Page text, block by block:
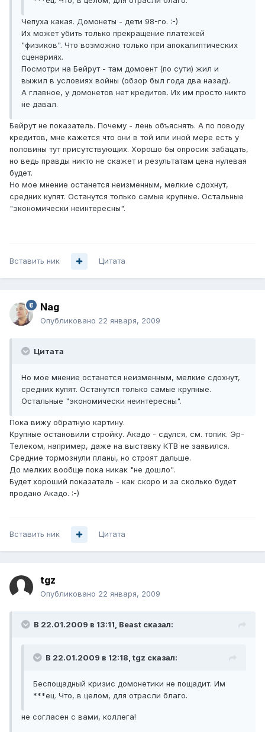
Чепуха какая. Домонеты - дети 98-го. :-)
Их может убить только прекращение платежей
"физиков". Что возможно только при апокалиптических
сценариях.
Посмотри на Бейрут - там домоент (по сути) жил и
выжил в условиях войны (обзор был года два назад).
А главное, у домонетов нет кредитов. Их им просто никто
не давал.
Бейрут не показатель. Почему - лень объяснять. А по поводу
кредитов, мне кажется что они в той или иной мере есть у
половины тут присутствующих. Хорошо бы опросик забацать,
но ведь правды никто не скажет и результатам цена нулевая
будет.
Но мое мнение останется неизменным, мелкие сдохнут,
средних купят. Останутся только самые крупные. Остальные
"экономически неинтересны".
Вставить ник Цитата
Nag
Опубликовано 22 января, 2009
Цитата
Но мое мнение останется неизменным, мелкие сдохнут,
средних купят. Останутся только самые крупные.
Остальные "экономически неинтересны".
Пока вижу обратную картину.
Крупные остановили стройку. Акадо - сдулся, см. топик. Эр-
Телеком, например, даже на выставку КТВ не заявился.
Средние тормознули планы, но строят дальше.
До мелких вообще пока никак "не дошло".
Будет хороший показатель - как скоро и за сколько будет
продано Акадо. :-)
Вставить ник Цитата
tgz
Опубликовано 22 января, 2009
В 22.01.2009 в 13:11, Beast сказал:
В 22.01.2009 в 12:18, tgz сказал:
Беспощадный кризис домонетики не пощадит. Им
***ец. Что, в целом, для отрасли благо.
не согласен с вами, коллега!